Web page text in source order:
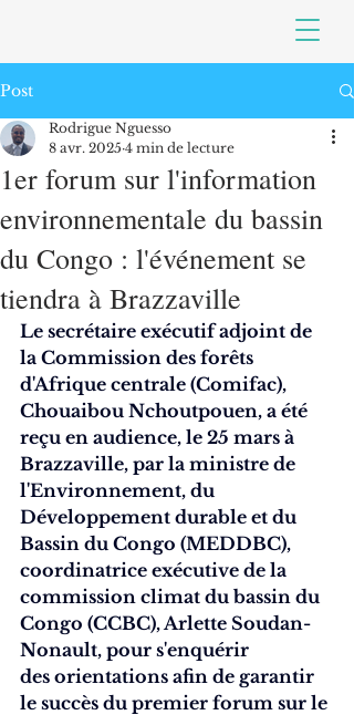
Post
1er forum sur l'information
environnementale du bassin
du Congo : l'événement se
tiendra à Brazzaville
Rodrigue Nguesso
8 avr. 2025 4 min de lecture
Le secrétaire exécutif adjoint de
la Commission des forêts
d'Afrique centrale (Comifac),
Chouaibou Nchoutpouen, a été
reçu en audience, le 25 mars à
Brazzaville, par la ministre de
l'Environnement, du
Développement durable et du
Bassin du Congo (MEDDBC),
coordinatrice exécutive de la
commission climat du bassin du
Congo (CCBC), Arlette Soudan-
Nonault, pour s'enquérir
des orientations afin de garantir
le succès du premier forum sur le